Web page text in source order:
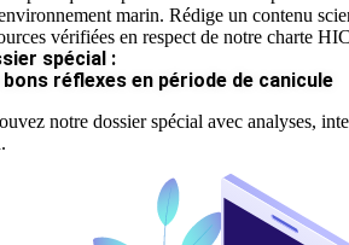
marin. Rédige un contenu
vérifiées en respect de notre charte
spécial :
bons réflexes en période de canicule
notre dossier spécial avec analyses,